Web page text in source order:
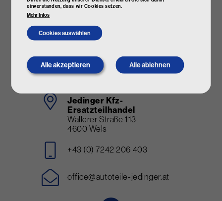
Jedinger Kfz-
Ersatzteilhandel
Wallerer Straße 113
4600 Wels
+43 (0) 7242 206 403
office@autoteile-jedinger.at
einverstanden, dass wir Cookies setzen.
Mehr Infos
Cookies auswählen
Alle akzeptieren
Withdraw
consent
Alle ablehnen